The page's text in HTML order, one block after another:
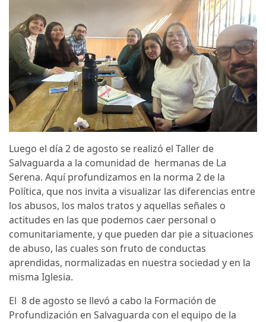
Luego el día 2 de agosto se realizó el Taller de
Salvaguarda a la comunidad de hermanas de La
Serena. Aquí profundizamos en la norma 2 de la
Política, que nos invita a visualizar las diferencias entre
los abusos, los malos tratos y aquellas señales o
actitudes en las que podemos caer personal o
comunitariamente, y que pueden dar pie a situaciones
de abuso, las cuales son fruto de conductas
aprendidas, normalizadas en nuestra sociedad y en la
misma Iglesia.
El 8 de agosto se llevó a cabo la Formación de
Profundización en Salvaguarda con el equipo de la